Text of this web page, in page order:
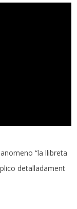
“la llibreta
detalladament